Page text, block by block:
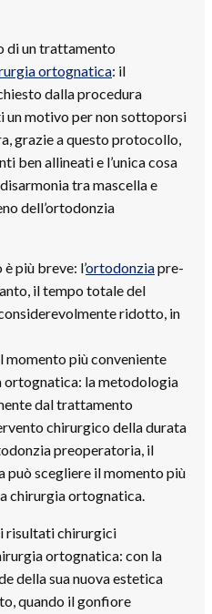
di un trattamento
ortognatica: il
dalla procedura
un motivo per non sottoporsi
grazie a questo protocollo,
ben allineati e l’unica cosa
tra mascella e
dell’ortodonzia
più breve: l’ortodonziapre-
il tempo totale del
ridotto, in
momento più conveniente
ortognatica: la metodologia
dal trattamento
chirurgico della durata
preoperatoria, il
scegliere il momento più
chirurgia ortognatica.
risultati chirurgici
ortognatica: con la
della sua nuova estetica
quando il gonfiore